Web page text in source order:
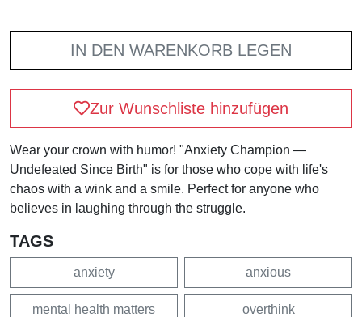
IN DEN WARENKORB LEGEN
Zur Wunschliste hinzufügen
Wear your crown with humor! "Anxiety Champion —
Undefeated Since Birth" is for those who cope with life's
chaos with a wink and a smile. Perfect for anyone who
believes in laughing through the struggle.
TAGS
anxiety anxious
mental health matters overthink